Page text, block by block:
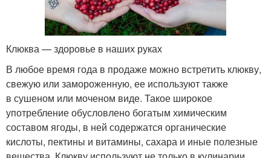
Клюква — здоровье в наших руках
В любое время года в продаже можно встретить клюкву,
свежую или замороженную, ее используют также
в сушеном или моченом виде. Такое широкое
употребление обусловлено богатым химическим
составом ягоды, в ней содержатся органические
кислоты, пектины и витамины, сахара и иные полезные